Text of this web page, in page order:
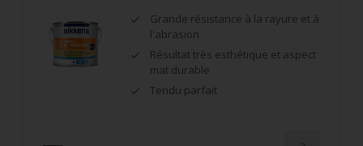
Grande résistance à la rayure et à
l'abrasion
Résultat très esthétique et aspect
mat durable
Tendu parfait